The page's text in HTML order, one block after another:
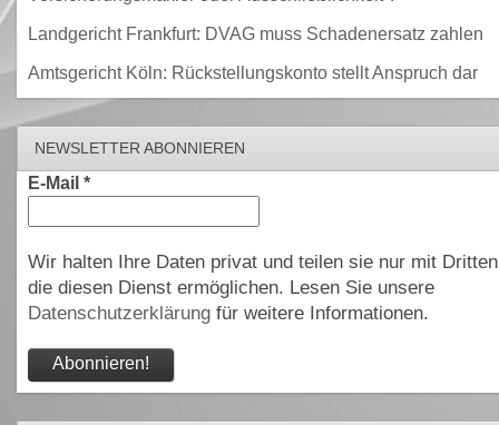
Landgericht Frankfurt: DVAG muss Schadenersatz zahlen
Amtsgericht Köln: Rückstellungskonto stellt Anspruch dar
NEWSLETTER ABONNIEREN
E-Mail *
Wir halten Ihre Daten privat und teilen sie nur mit
die diesen Dienst ermöglichen. Lesen Sie unsere
Datenschutzerklärungfür weitere Informationen.